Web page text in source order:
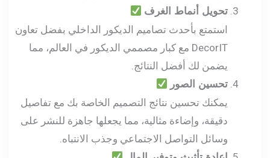
تحويل أنماط الغرف
استمتع بأحدث تصاميم الديكور الداخلي بفضل تعاون
DecorIT مع كبار مصممي الديكور في العالم، مما
يضمن لك أفضل النتائج.
تحسين الصور
يمكنك تحسين نتائج التصميم الخاصة بك مع تفاصيل
دقيقة، وإضاءة مثالية، مما يجعلها جاهزة للنشر على
وسائل التواصل الاجتماعي وجذب الانتباه.